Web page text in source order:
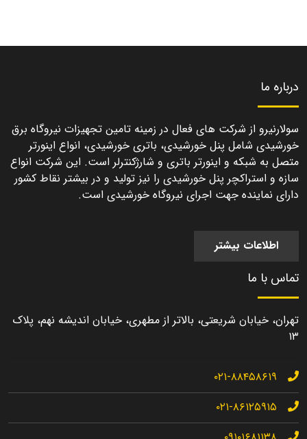
درباره ما
سولارنیرو از شرکت های فعال در زمینه تامین تجهیزات نیروگاه برق
خورشیدی شامل پنل خورشیدی، باتری خورشیدی، انواع اینورتر
متصل به شبکه و اینورتر باتری و شارژکنترلر است. این شرکت انواع
سازه و استراکچر پنل خورشیدی را نیز تولید و در بیشتر نقاط کشور
دارای نماینده جهت اجرای نیروگاه خورشیدی است.
اطلاعات بیشتر
تماس با ما
تهران، خیابان شریعتی، بالاتر از مطهری، خیابان اندیشه نهم، پلاک
۱۳
۰۲۱-۸۸۴۵۸۶۱۹
۰۲۱-۸۶۱۲۵۹۱۵